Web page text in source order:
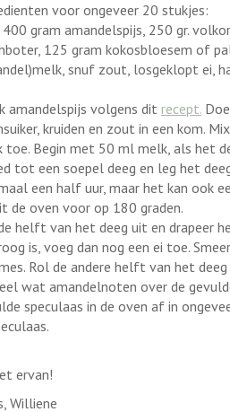
voor ongeveer 20 stukjes:
400 gram amandelspijs, 250 gr.
125 gram kokosbloesem of
snuf zout, losgeklopt ei,
amandelspijs volgens dit recept.
kruiden en zout in een kom.
toe. Begin met 50 ml melk, als het
tot een soepel deeg en leg het
een half uur, maar het kan ook
de oven voor op 180 graden.
helft van het deeg uit en drapeer
is, voeg dan nog een ei toe.
Rol de andere helft van het
wat amandelnoten over de
speculaas in de oven af in
ervan!
Williene